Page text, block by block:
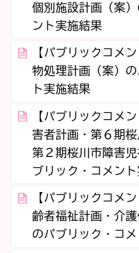
個別施設計画（案
ント実施結果
【パブリックコメ
物処理計画（案）
ト実施結果
【パブリックコメ
害者計画・第６期
第２期桜川市障害
ブリック・コメン
【パブリックコメ
齢者福祉計画・介護
のパブリック・コ